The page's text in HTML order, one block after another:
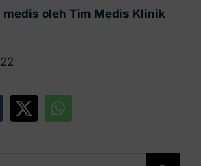
oleh Tim Medis Klinik
22